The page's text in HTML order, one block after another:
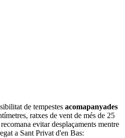
de tempestes acomapanyades
ratxes de vent de més de 25
evitar desplaçaments mentre
a Sant Privat d'en Bas: